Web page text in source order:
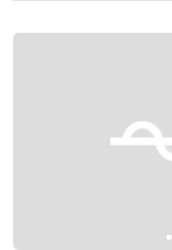
Previous slide